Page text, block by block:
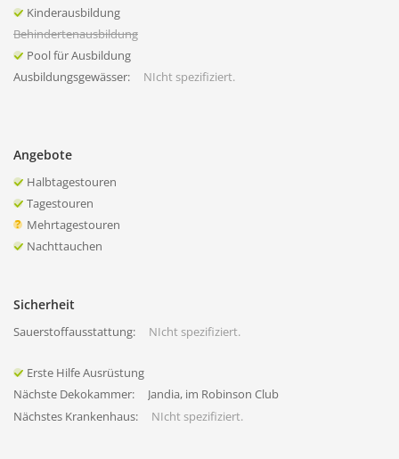
Kinderausbildung
Behindertenausbildung
Pool für Ausbildung
Ausbildungsgewässer:
NIcht spezifiziert.
Angebote
Halbtagestouren
Tagestouren
Mehrtagestouren
Nachttauchen
Sicherheit
Sauerstoffausstattung: NIcht spezifiziert.
Erste Hilfe Ausrüstung
Nächste Dekokammer:
Jandia, im Robinson Club
Nächstes Krankenhaus:
NIcht spezifiziert.